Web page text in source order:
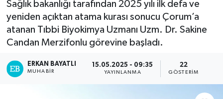
Sağlık bakanlığı tarafından 2025 yılı ilk defa ve
yeniden açıktan atama kurası sonucu Çorum’a
atanan Tıbbi Biyokimya Uzmanı Uzm. Dr. Sakine
Candan Merzifonlu görevine başladı.
ERKAN BAYATLI
MUHABIR
15.05.2025 - 09:35
YAYINLANMA
22
GÖSTERIM
Haber Arşivi